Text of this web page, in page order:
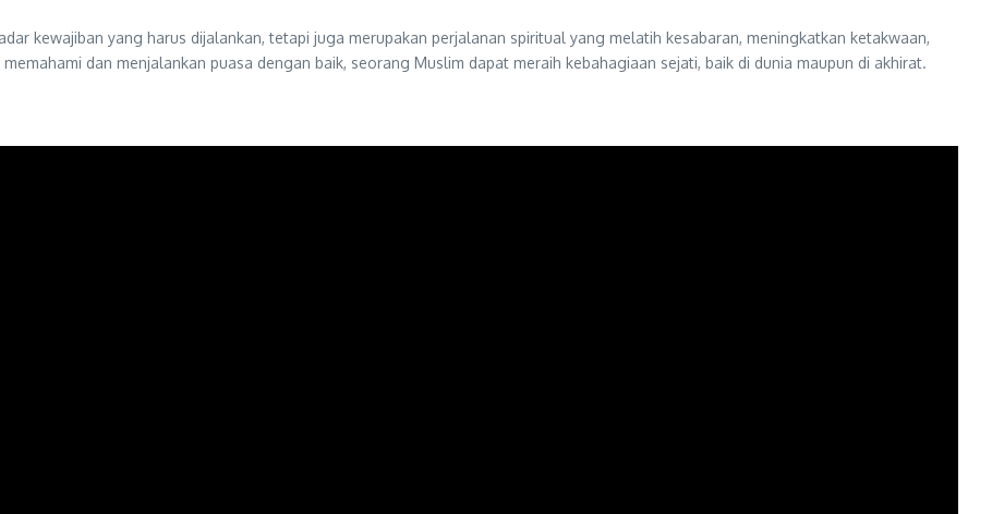
kewajiban yang harus dijalankan, tetapi juga merupakan perjalanan spiritual yang melatih kesabaran, meningkatkan ketakwaan,
dan menjalankan puasa dengan baik, seorang Muslim dapat meraih kebahagiaan sejati, baik di dunia maupun di akhirat.